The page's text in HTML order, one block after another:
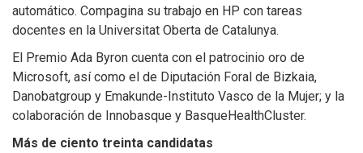
automático. Compagina su trabajo en HP con tareas
docentes en la Universitat Oberta de Catalunya.
El Premio Ada Byron cuenta con el patrocinio oro de
Microsoft, así como el de Diputación Foral de Bizkaia,
Danobatgroup y Emakunde-Instituto Vasco de la Mujer; y la
colaboración de Innobasque y BasqueHealthCluster.
Más de ciento treinta candidatas